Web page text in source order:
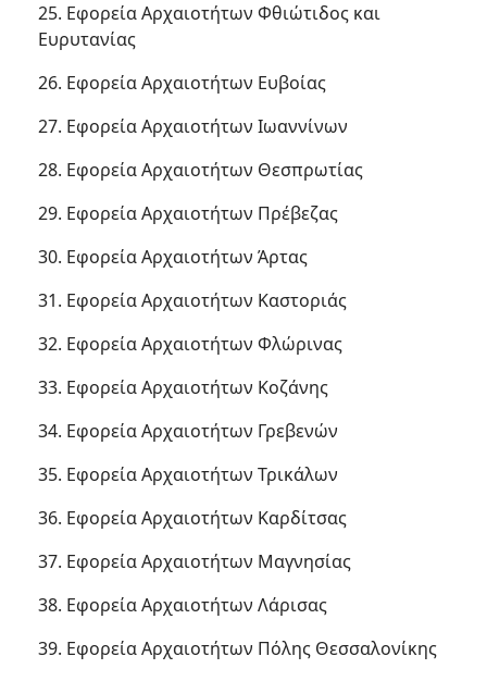
25. Εφορεία Αρχαιοτήτων Φθιώτιδος και
Ευρυτανίας
26. Εφορεία Αρχαιοτήτων Ευβοίας
27. Εφορεία Αρχαιοτήτων Ιωαννίνων
28. Εφορεία Αρχαιοτήτων Θεσπρωτίας
29. Εφορεία Αρχαιοτήτων Πρέβεζας
30. Εφορεία Αρχαιοτήτων Άρτας
31. Εφορεία Αρχαιοτήτων Καστοριάς
32. Εφορεία Αρχαιοτήτων Φλώρινας
33. Εφορεία Αρχαιοτήτων Κοζάνης
34. Εφορεία Αρχαιοτήτων Γρεβενών
35. Εφορεία Αρχαιοτήτων Τρικάλων
36. Εφορεία Αρχαιοτήτων Καρδίτσας
37. Εφορεία Αρχαιοτήτων Μαγνησίας
38. Εφορεία Αρχαιοτήτων Λάρισας
39. Εφορεία Αρχαιοτήτων Πόλης Θεσσαλονίκης